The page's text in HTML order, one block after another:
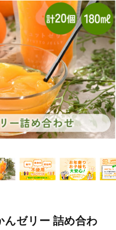
んゼリー 詰め合わ